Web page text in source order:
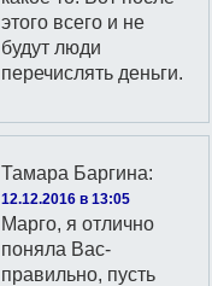
этого всего и не
будут люди
перечислять деньги.
Тамара Баргина:
12.12.2016 в 13:05
Марго, я отлично
поняла Вас-
правильно, пусть